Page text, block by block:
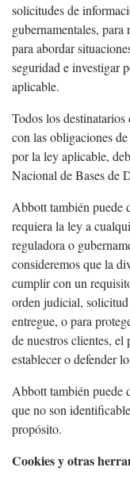
solicitudes de
gubernamentales,
para abordar
seguridad e investigar
aplicable.
Todos los
con las obligaciones
por la ley aplicable,
Nacional de Bases de
Abbott también puede
requiera la ley a
reguladora o
consideremos que la
cumplir con un
orden judicial,
entregue, o para
de nuestros clientes,
establecer o defender
Abbott también puede
que no son
propósito.
Cookies y otras